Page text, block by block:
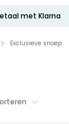
met Klarna
Exclusieve snoep